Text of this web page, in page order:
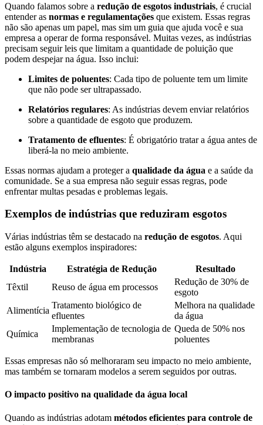
Quando falamos sobre a redução de esgotos industriais, é crucial
entender as normas e regulamentações que existem. Essas regras
não são apenas um papel, mas sim um guia que ajuda você e sua
empresa a operar de forma responsável. Muitas vezes, as indústrias
precisam seguir leis que limitam a quantidade de poluição que
podem despejar na água. Isso inclui:
Limites de poluentes: Cada tipo de poluente tem um limite
que não pode ser ultrapassado.
Relatórios regulares: As indústrias devem enviar relatórios
sobre a quantidade de esgoto que produzem.
Tratamento de efluentes: É obrigatório tratar a água antes de
liberá-la no meio ambiente.
Essas normas ajudam a proteger a qualidade da água e a saúde da
comunidade. Se a sua empresa não seguir essas regras, pode
enfrentar multas pesadas e problemas legais.
Exemplos de indústrias que reduziram esgotos
Várias indústrias têm se destacado na redução de esgotos. Aqui
estão alguns exemplos inspiradores:
Indústria Estratégia de Redução
Resultado
Têxtil
Reuso de água em processos
Redução de 30% de
esgoto
Alimentícia
Tratamento biológico de
efluentes
Melhora na qualidade
da água
Química
Implementação de tecnologia de
membranas
Queda de 50% nos
poluentes
Essas empresas não só melhoraram seu impacto no meio ambiente,
mas também se tornaram modelos a serem seguidos por outras.
O impacto positivo na qualidade da água local
Quando as indústrias adotam métodos eficientes para controle de